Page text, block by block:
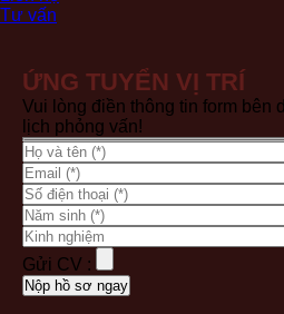
Tư vấn
ỨNG TUYỂN VỊ TRÍ
Vui lòng điền thông tin form bên
lịch phỏng vấn!
Gửi CV :